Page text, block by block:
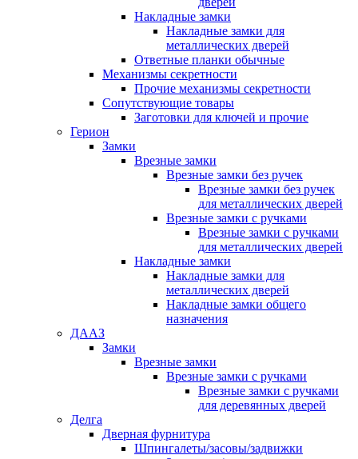
Накладные замки
Накладные замки для
металлических дверей
Ответные планки обычные
Механизмы секретности
Прочие механизмы секретности
Сопутствующие товары
Заготовки для ключей и прочие
Герион
Замки
Врезные замки
Врезные замки без ручек
Врезные замки без ручек
для металлических дверей
Врезные замки с ручками
Врезные замки с ручками
для металлических дверей
Накладные замки
Накладные замки для
металлических дверей
Накладные замки общего
назначения
ДААЗ
Замки
Врезные замки
Врезные замки с ручками
Врезные замки с ручками
для деревянных дверей
Делга
Дверная фурнитура
Шпингалеты/засовы/задвижки